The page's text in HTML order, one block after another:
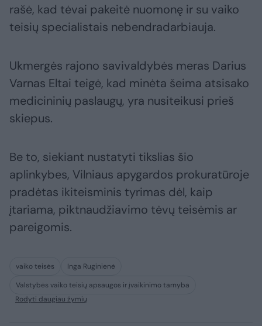
rašė, kad tėvai pakeitė nuomonę ir su vaiko
teisių specialistais nebendradarbiauja.
Ukmergės rajono savivaldybės meras Darius
Varnas Eltai teigė, kad minėta šeima atsisako
medicininių paslaugų, yra nusiteikusi prieš
skiepus.
Be to, siekiant nustatyti tikslias šio
aplinkybes, Vilniaus apygardos prokuratūroje
pradėtas ikiteisminis tyrimas dėl, kaip
įtariama, piktnaudžiavimo tėvų teisėmis ar
pareigomis.
vaiko teisės
Inga Ruginienė
Valstybės vaiko teisių apsaugos ir įvaikinimo tarnyba
Rodyti daugiau žymių